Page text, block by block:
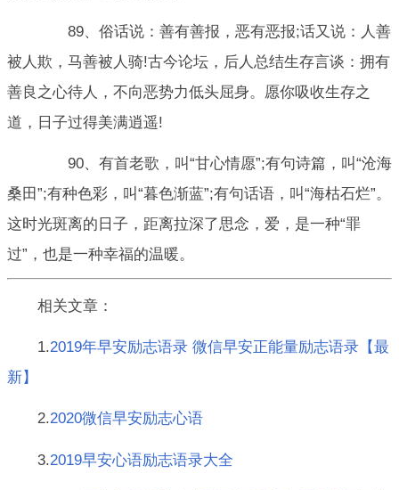
89、俗话说：善有善报，恶有恶报;话又说：人善
被人欺，马善被人骑!古今论坛，后人总结生存言谈：拥有
善良之心待人，不向恶势力低头屈身。愿你吸收生存之
道，日子过得美满逍遥!
90、有首老歌，叫“甘心情愿”;有句诗篇，叫“沧海
桑田”;有种色彩，叫“暮色渐蓝”;有句话语，叫“海枯石烂”。
这时光斑离的日子，距离拉深了思念，爱，是一种“罪
过”，也是一种幸福的温暖。
相关文章：
1.2019年早安励志语录 微信早安正能量励志语录【最
新】
2.2020微信早安励志心语
3.2019早安心语励志语录大全